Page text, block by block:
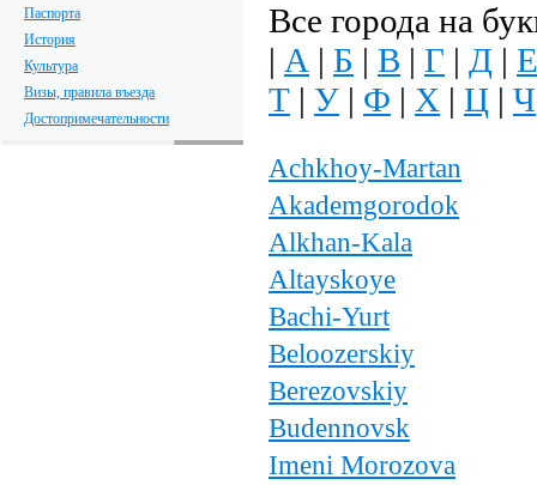
Паспорта
История
Культура
Визы, правила въезда
Достопримечательности
Все города на
| А | Б | В | Г | Д | Е
Т | У | Ф | Х | Ц | Ч
Achkhoy-Martan
Akademgorodok
Alkhan-Kala
Altayskoye
Bachi-Yurt
Beloozerskiy
Berezovskiy
Budennovsk
Imeni Morozova